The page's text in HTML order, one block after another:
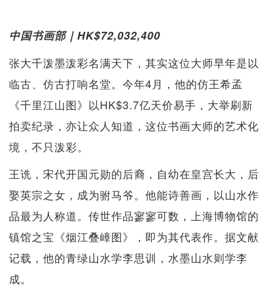
中国书画部｜HK$72,032,400
张大千泼墨泼彩名满天下，其实这位大师早年是以
临古、仿古打响名堂。今年4月，他的仿王希孟
《千里江山图》以HK$3.7亿天价易手，大举刷新
拍卖纪录，亦让众人知道，这位书画大师的艺术化
境，不只泼彩。
王诜，宋代开国元勋的后裔，自幼在皇宫长大，后
娶英宗之女，成为驸马爷。他能诗善画，以山水作
品最为人称道。传世作品寥寥可数，上海博物馆的
镇馆之宝《烟江叠嶂图》，即为其代表作。据文献
记载，他的青绿山水学李思训，水墨山水则学李
成。